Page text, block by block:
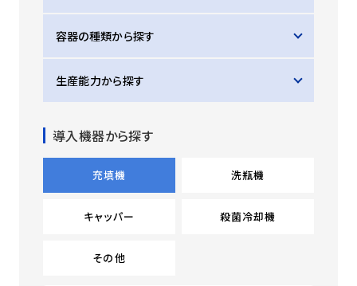
容器の種類から探す
生産能力から探す
導入機器から探す
充填機 洗瓶機
キャッパー 殺菌冷却機
その他